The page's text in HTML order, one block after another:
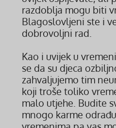
razdoblja mogu biti
Blagoslovljeni ste i
dobrovoljni rad.
Kao i uvijek u
se da su djeca
zahvaljujemo tim
koji troše toliko
malo utjehe. Budite
mnogo karme